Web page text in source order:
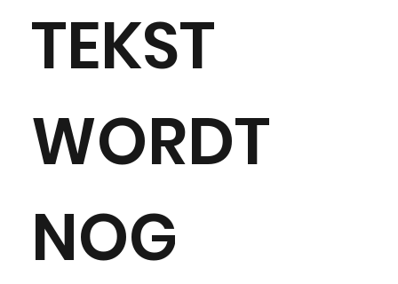
TEKST
WORDT
NOG